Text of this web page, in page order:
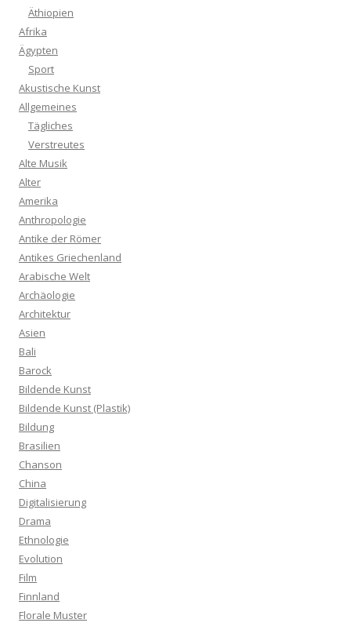
Äthiopien
Afrika
Ägypten
Sport
Akustische Kunst
Allgemeines
Tägliches
Verstreutes
Alte Musik
Alter
Amerika
Anthropologie
Antike der Römer
Antikes Griechenland
Arabische Welt
Archäologie
Architektur
Asien
Bali
Barock
Bildende Kunst
Bildende Kunst (Plastik)
Bildung
Brasilien
Chanson
China
Digitalisierung
Drama
Ethnologie
Evolution
Film
Finnland
Florale Muster